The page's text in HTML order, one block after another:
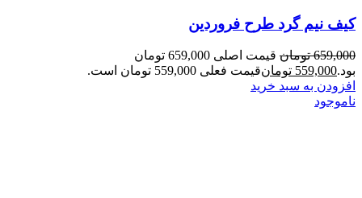
کیف نیم گرد طرح فروردین
659,000 تومان
قیمت اصلی 659,000 تومان
بود.559,000 تومانقیمت فعلی 559,000 تومان است.
افزودن به سبد خرید
ناموجود